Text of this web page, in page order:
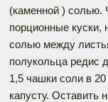
(каменной ) солью.
порционные куски,
солью между
полукольца редис
1,5 чашки соли в
капусту. Оставить